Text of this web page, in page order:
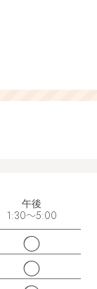
午後
1:30～5:00
◯
◯